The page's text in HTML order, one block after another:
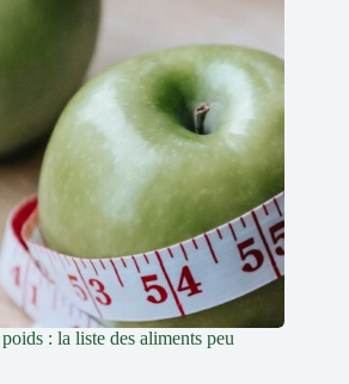
: la liste des aliments peu